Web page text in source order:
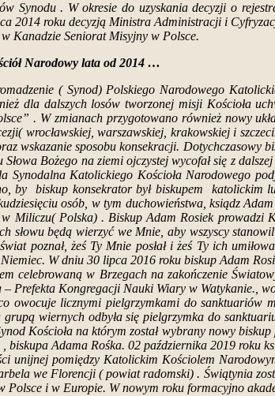
Synodu . W okresie do uzyskania decyzji o
2014 roku decyzją Ministra Administracji i
Kanadzie Seniorat Misyjny w Polsce.
Narodowy lata od 2014 …
( Synod) Polskiego Narodowego
dla dalszych losów tworzonej misji Kościoła
. W zmianach przygotowano również nowy
wrocławskiej, warszawskiej, krakowskiej i
wskazanie sposobu konsekracji.
Bożego na ziemi ojczystej wycofał się z
Synodalna Katolickiego Kościoła Narodowego
by biskup konsekrator był biskupem katolickim
osób, w tym duchowieństwa, ksiądz
w Miliczu( Polska) . Biskup Adam Rosiek
słowu będą wierzyć we Mnie, aby wszyscy
poznał, żeś Ty Mnie posłał i żeś Ty ich
W dniu 30 lipca 2016 roku biskup Adam
celebrowaną w Brzegach na zakończenie
Prefekta Kongregacji Nauki Wiary w Watykanie.,
owocuje licznymi pielgrzymkami do
wiernych odbyła się pielgrzymka do
Kościoła na którym został wybrany nowy
biskupa Adama Rośka. 02 października 2019 roku
unijnej pomiędzy Katolickim Kościolem
we Florencji ( powiat radomski) . Świątynia
Polsce i w Europie. W nowym roku formacyjno